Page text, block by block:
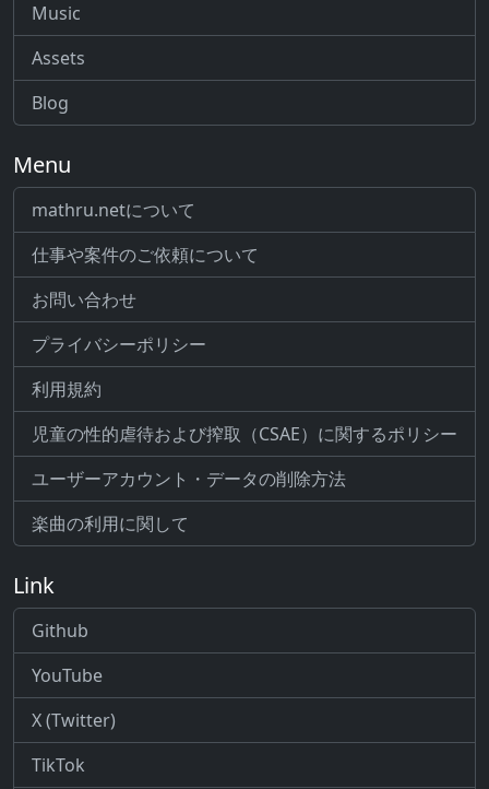
Music
Assets
Blog
Menu
mathru.netについて
仕事や案件のご依頼について
お問い合わせ
プライバシーポリシー
利用規約
児童の性的虐待および搾取（CSAE）に関するポリシー
ユーザーアカウント・データの削除方法
楽曲の利用に関して
Link
Github
YouTube
X (Twitter)
TikTok